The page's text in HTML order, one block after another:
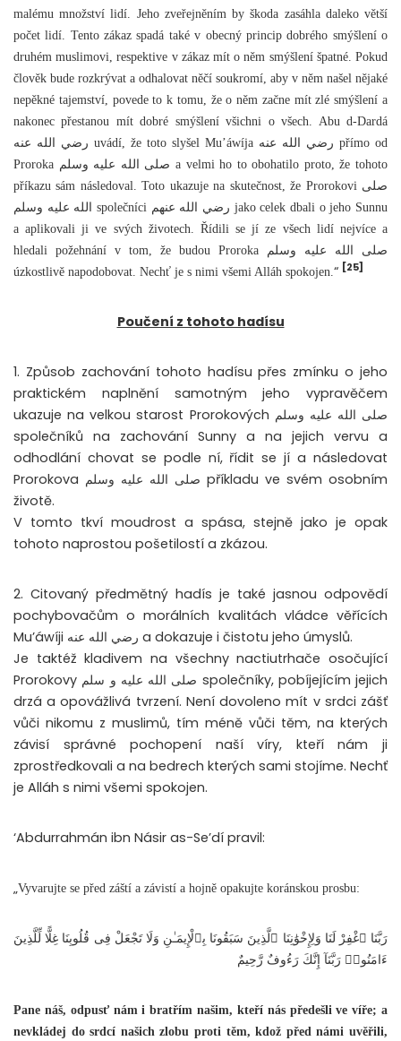
malému množství lidí. Jeho zveřejněním by škoda zasáhla daleko větší
počet lidí. Tento zákaz spadá také v obecný princip dobrého smýšlení o
druhém muslimovi, respektive v zákaz mít o něm smýšlení špatné. Pokud
člověk bude rozkrývat a odhalovat něčí soukromí, aby v něm našel nějaké
nepěkné tajemství, povede to k tomu, že o něm začne mít zlé smýšlení a
nakonec přestanou mít dobré smýšlení všichni o všech. Abu d-Dardá
رضي الله عنه uvádí, že toto slyšel Mu’áwíja رضي الله عنه přímo od
Proroka صلى الله عليه وسلم a velmi ho to obohatilo proto, že tohoto
příkazu sám následoval. Toto ukazuje na skutečnost, že Prorokovi صلى
الله عليه وسلم společníci رضي الله عنهم jako celek dbali o jeho Sunnu
a aplikovali ji ve svých životech. Řídili se jí ze všech lidí nejvíce a
hledali požehnání v tom, že budou Proroka صلى الله عليه وسلم
úzkostlivě napodobovat. Nechť je s nimi všemi Alláh spokojen. “ [25]
Poučení z tohoto hadísu
1. Způsob zachování tohoto hadísu přes zmínku o jeho
praktickém naplnění samotným jeho vypravěčem
ukazuje na velkou starost Prorokových صلى الله عليه وسلم
společníků na zachování Sunny a na jejich vervu a
odhodlání chovat se podle ní, řídit se jí a následovat
Prorokova صلى الله عليه وسلم příkladu ve svém osobním
životě.
V tomto tkví moudrost a spása, stejně jako je opak
tohoto naprostou pošetilostí a zkázou.
2. Citovaný předmětný hadís je také jasnou odpovědí
pochybovačům o morálních kvalitách vládce věřících
Mu’áwíji رضي الله عنه a dokazuje i čistotu jeho úmyslů.
Je taktéž kladivem na všechny nactiutrhače osočující
Prorokovy صلى الله عليه و سلم společníky, pobíjejícím jejich
drzá a opovážlivá tvrzení. Není dovoleno mít v srdci zášť
vůči nikomu z muslimů, tím méně vůči těm, na kterých
závisí správné pochopení naší víry, kteří nám ji
zprostředkovali a na bedrech kterých sami stojíme. Nechť
je Alláh s nimi všemi spokojen.
‘Abdurrahmán ibn Násir as-Se’dí pravil:
„Vyvarujte se před záští a závistí a hojně opakujte koránskou prosbu:
رَبَّنَا ٱغْفِرْ لَنَا وَلِإِخْوَٰنِنَا ٱلَّذِينَ سَبَقُونَا بِٱلْإِيمَـٰنِ وَلَا تَجْعَلْ فِى قُلُوبِنَا غِلًّا لِّلَّذِينَ
ءَامَنُوا۟ رَبَّنَآ إِنَّكَ رَءُوفٌ رَّحِيمٌ
Pane náš, odpusť nám i bratřím našim, kteří nás předešli ve víře; a
nevkládej do srdcí našich zlobu proti těm, kdož před námi uvěřili,